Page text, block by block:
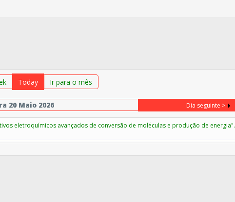
Today Ir para o mês
20 Maio 2026 Dia seguinte >
eletroquímicos avançados de conversão de moléculas e produção de energia".